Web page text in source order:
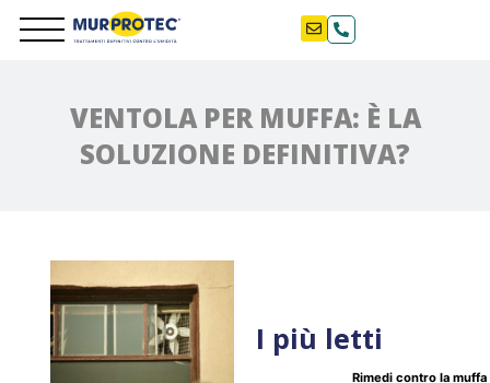
VENTOLA PER MUFFA: È LA
SOLUZIONE DEFINITIVA?
I più letti